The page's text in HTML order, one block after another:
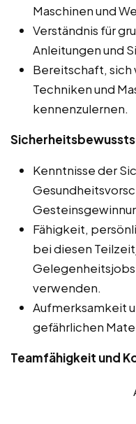
Maschinen und
Verständnis für
Anleitungen und
Bereitschaft, sich
Techniken und
kennenzulernen.
Kenntnisse der
Fähigkeit,
bei diesen
verwenden.
Aufmerksamkeit
gefährlichen
Teamfähigkeit und